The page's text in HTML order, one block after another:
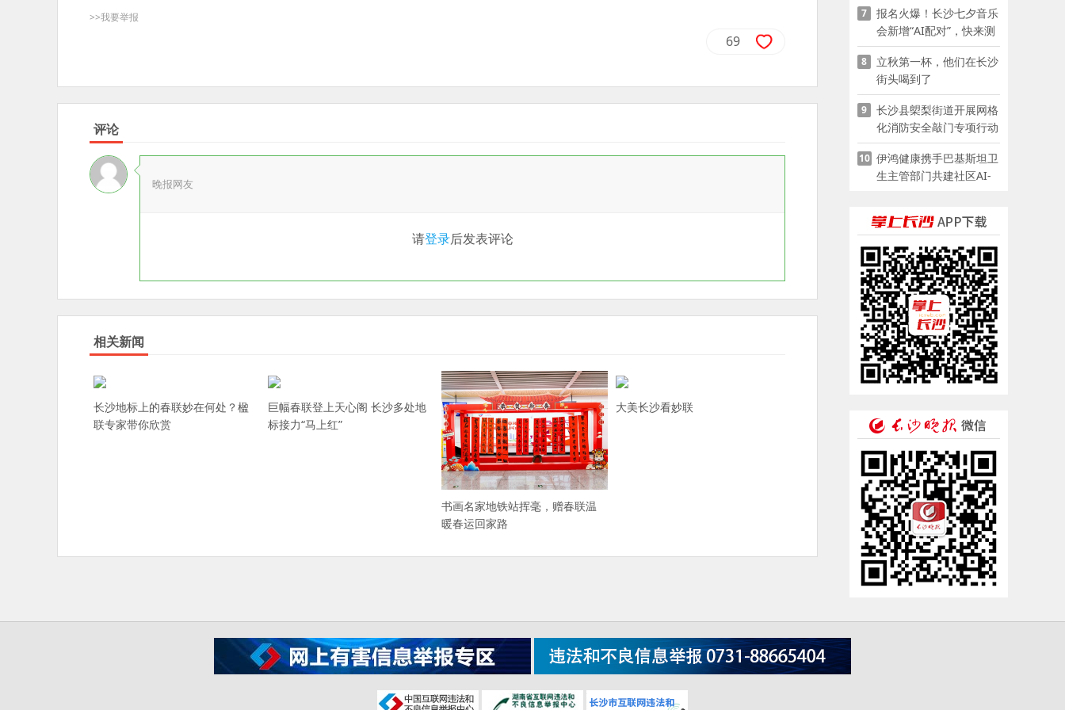
>>我要举报
69
评论
晚报网友
请登录后发表评论
相关新闻
长沙地标上的春联妙在何处？楹
联专家带你欣赏
巨幅春联登上天心阁 长沙多处地
标接力“马上红”
书画名家地铁站挥毫，赠春联温
暖春运回家路
大美长沙看妙联
7
报名火爆！长沙七夕音乐
会新增“AI配对”，快来测
测你的七夕缘分
8
立秋第一杯，他们在长沙
街头喝到了
9
长沙县㮾梨街道开展网格
化消防安全敲门专项行动
10 伊鸿健康携手巴基斯坦卫
生主管部门共建社区AI-